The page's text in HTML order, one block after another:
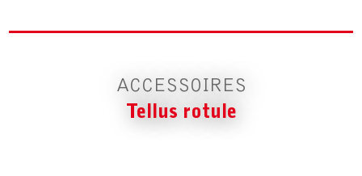
ACCESSOIRES
Tellus rotule